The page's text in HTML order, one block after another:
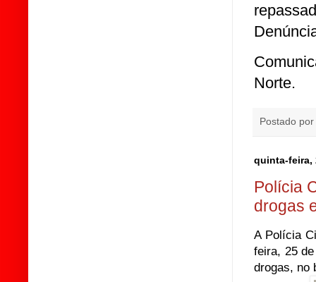
Norte.
Postado por
quinta-feira,
Polícia
drogas
A Polícia
feira, 25
drogas, no